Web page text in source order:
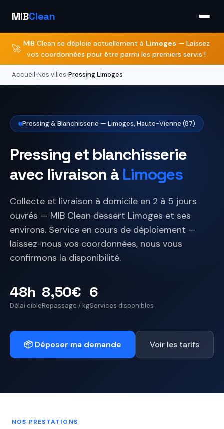
MIBClean
🚀 MIB Clean se déploie actuellement à Limoges — Laissez
vos coordonnées pour être parmi les premiers servis !
Accueil›Nos villes›Pressing Limoges
Pressing & Blanchisserie — Limoges, Haute-Vienne (87)
Pressing et blanchisserie
avec livraison à Limoges
Collecte et livraison à domicile en 2 à 5 jours
ouvrés — MIB Clean dessert Limoges et ses
environs. Service en cours de déploiement —
laissez-nous vos coordonnées, nous vous
confirmons la disponibilité.
48h
Délai cible
8,50€
Repassage / kg
6
Services disponibles
📦 Déposer ma demande Voir les tarifs
NOS PRESTATIONS